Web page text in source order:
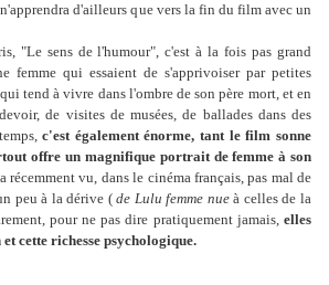
d'ailleurs que vers la fin du film avec un
"Le sens de l'humour", c'est à la fois pas grand
femme qui essaient de s'apprivoiser par petites
tend à vivre dans l'ombre de son père mort, et en
de visites de musées, de ballades dans des
c'est également énorme, tant le film sonne
offre un magnifique portrait de femme à son
récemment vu, dans le cinéma français,pas mal de
peu à la dérive (de Lulu femme nueà celles de la
pour ne pas dire pratiquement jamais, elles
cette richesse psychologique.